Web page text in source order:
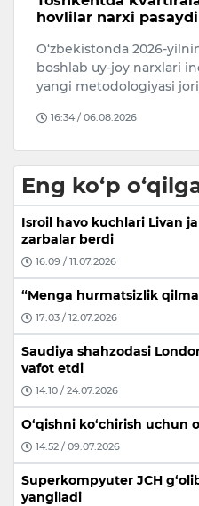
hovlilar narxi pasaydi
O‘zbekistonda 2026-
boshlab uy-joy narxlari
yangi metodologiyasi
16:34 / 06.08.2026
Eng ko‘p
Isroil havo kuchlari Livan
zarbalar berdi
16:09 / 11.07.2026
“Menga hurmatsizlik
17:03 / 12.07.2026
Saudiya shahzodasi
vafot etdi
14:10 / 24.07.2026
O‘qishni ko‘chirish uchun
14:52 / 09.07.2026
Superkompyuter JCH
yangiladi